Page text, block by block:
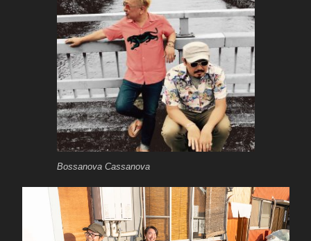
Bossanova Cassanova